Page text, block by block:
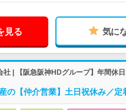
見る 気に
社 | 【阪急阪神HDグループ】年間休
の【仲介営業】土日祝休み／定